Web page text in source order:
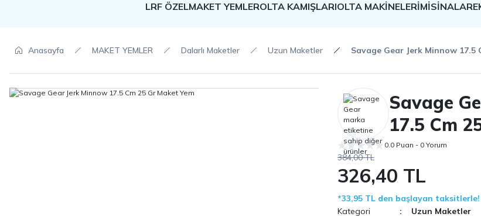
LRF ÖZELMAKET YEMLEROLTA KAMIŞLARIOLTA MAKİNELERİMİSİNALAR
Anasayfa MAKET YEMLER Dalarlı Maketler Uzun Maketler Savage Gear Jerk Minnow 17.5
Savage
17.5 Cm
0.0 Puan - 0 Yorum
384,00 TL
326,40 TL
*33,95 TL den başlayan taksitlerle!
Kategori
Uzun Maketler